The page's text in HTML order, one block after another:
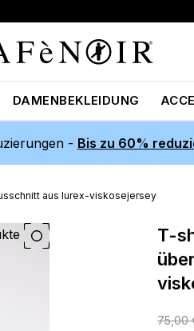
DAMENBEKLEIDUNG
- Bis zu 60%
aus lurex-viskosejersey
t-shirt mit langen Ärmeln und
75,00